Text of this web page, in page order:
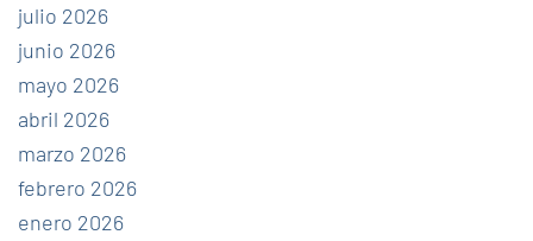
julio 2026
junio 2026
mayo 2026
abril 2026
marzo 2026
febrero 2026
enero 2026